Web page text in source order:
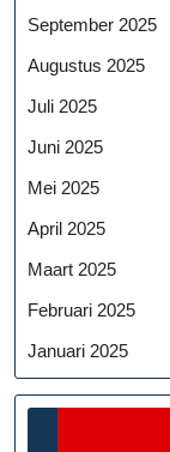
September 2025
Augustus 2025
Juli 2025
Juni 2025
Mei 2025
April 2025
Maart 2025
Februari 2025
Januari 2025